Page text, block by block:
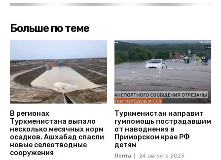
Больше по теме
В регионах
Туркменистана выпало
несколько месячных норм
осадков. Ашхабад спасли
новые селеотводные
сооружения
Туркменистан направит
гумпомощь пострадавшим
от наводнения в
Приморском крае РФ
детям
Лента 24 августа 2023